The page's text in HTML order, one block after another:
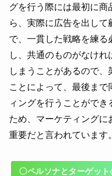
グを行う際には最初に
ら、実際に広告を出して
で、一貫した戦略を練る
し、共通のものがなけ
しまうことがあるので
ことによって、最後ま
ィングを行うことがで
ため、マーケティング
重要だと言われています。
〇ペルソナとターゲット